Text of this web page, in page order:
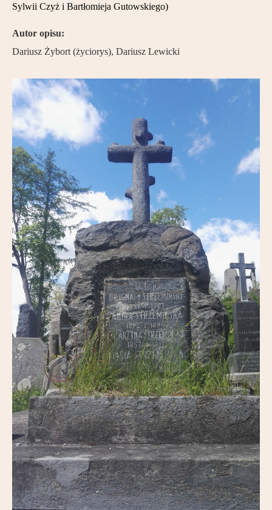
Sylwii Czyż i Bartłomieja Gutowskiego)
Autor opisu:
Dariusz Żybort (życiorys), Dariusz Lewicki